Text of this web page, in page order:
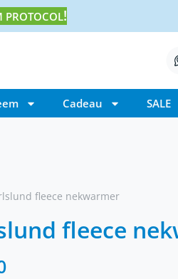
PROTOCOL!
Cadeau SALE
fleece nekwarmer
fleece